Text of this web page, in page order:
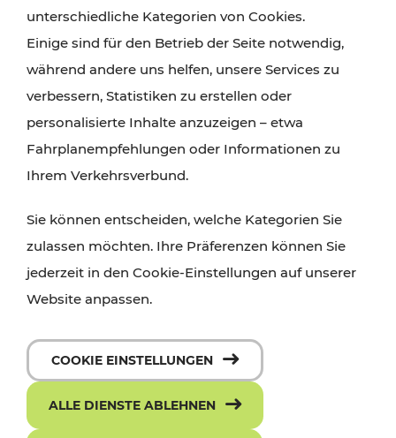
Radtouren oder purer Naturgenuss – viele
Attraktionen sind mit den Ticket- und Fahrplan-
Angeboten des VOR gut und schnell erreichbar.
unterschiedliche Kategorien von Cookies.
Einige sind für den Betrieb der Seite notwendig,
während andere uns helfen, unsere Services zu
verbessern, Statistiken zu erstellen oder
personalisierte Inhalte anzuzeigen – etwa
Fahrplanempfehlungen oder Informationen zu
Ihrem Verkehrsverbund.
Sie können entscheiden, welche Kategorien Sie
zulassen möchten. Ihre Präferenzen können Sie
jederzeit in den Cookie-Einstellungen auf unserer
Website anpassen.
COOKIE EINSTELLUNGEN
ALLE DIENSTE ABLEHNEN